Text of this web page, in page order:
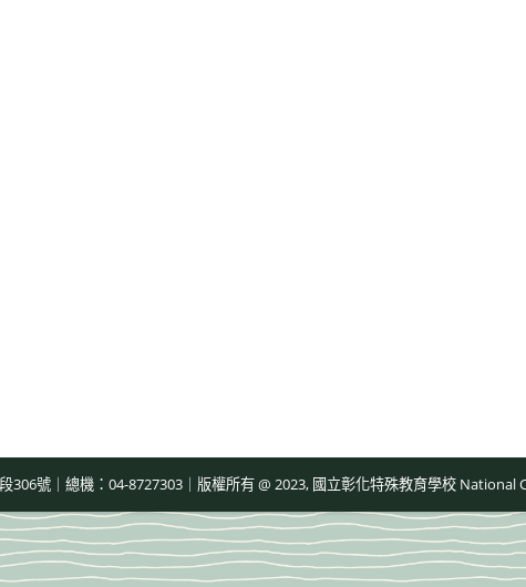
306號｜總機：04-8727303｜版權所有 @ 2023, 國立彰化特殊教育學校 National